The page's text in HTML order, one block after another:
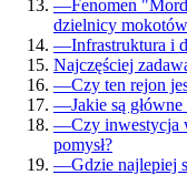
—Fenomen
dzielnicy mokotów
—Infrastruktura i
Najczęściej
—Czy ten rejon
—Jakie są
—Czy inwestycja
pomysł?
—Gdzie najlepiej